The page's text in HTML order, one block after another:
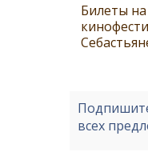
Билеты
всех